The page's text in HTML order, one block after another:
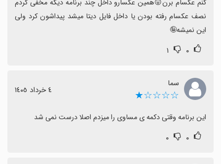
این نمیشه🤪
۰ ۱
سما
☆☆☆☆★ ٤ خرداد ١٤٠٥
این برنامه‌ وقتی دکمه ی مساوی را میزدم اصلا درست نمی شد
۰ ۰